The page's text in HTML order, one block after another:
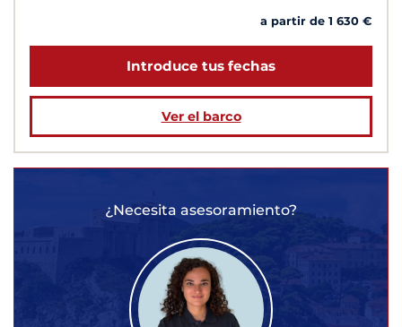
a partir de 1 630 €
Introduce tus fechas
Ver el barco
¿Necesita asesoramiento?